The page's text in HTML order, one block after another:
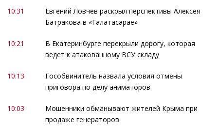
10:31
Евгений Ловчев раскрыл перспективы Алексея
Батракова в «Галатасарае»
10:21
В Екатеринбурге перекрыли дорогу, которая
ведет к атакованному ВСУ складу
10:13
Гособвинитель назвала условия отмены
приговора по делу аниматоров
10:03
Мошенники обманывают жителей Крыма при
продаже генераторов